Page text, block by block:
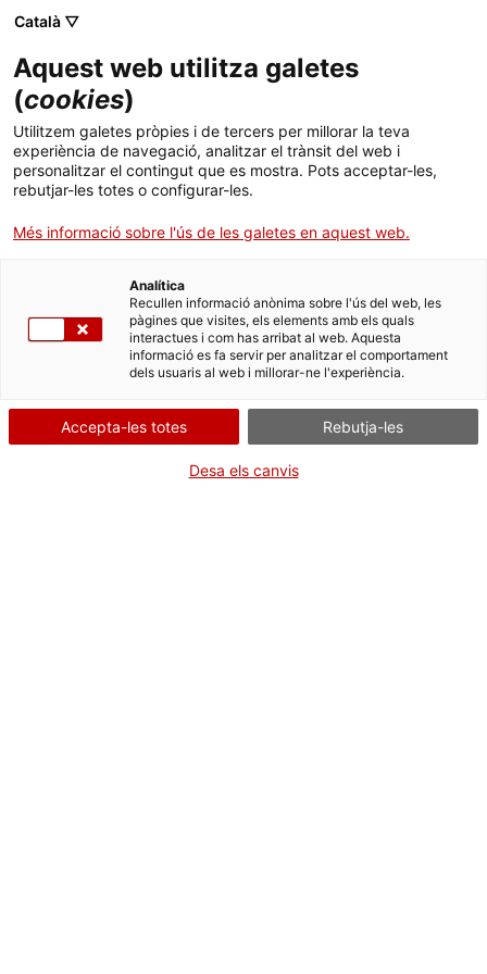
Menú
Tràmits Gencat
Idioma: ca
Subvencions a projectes de Recerca
Industrial i Desenvolupament
Experimental en l'àmbit del canvi
climàtic 2022
Què necessites fer?
Consulta a continuació totes les opcions
vinculades a aquest tràmit. Selecciona la que
correspongui amb el teu cas i podràs
accedir a tota la informació i condicions de
Català ▽
Aquest web utilitza galetes
(cookies)
Utilitzem galetes pròpies i de tercers per millorar la teva
experiència de navegació, analitzar el trànsit del web i
personalitzar el contingut que es mostra. Pots acceptar-les,
rebutjar-les totes o configurar-les.
Més informació sobre l'ús de les galetes en aquest web.
Analítica
Recullen informació anònima sobre l'ús del web, les
pàgines que visites, els elements amb els quals
interactues i com has arribat al web. Aquesta
informació es fa servir per analitzar el comportament
dels usuaris al web i millorar-ne l'experiència.
Accepta-les totes Rebutja-les
Desa els canvis